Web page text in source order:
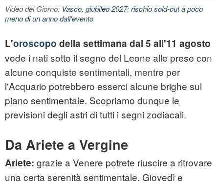
Video del Giorno: Vasco, giubileo 2027: rischio sold-out a poco
meno di un anno dall'evento
L'oroscopo della settimana dal 5 all'11 agosto
vede i nati sotto il segno del Leone alle prese con
alcune conquiste sentimentali, mentre per
l'Acquario potrebbero esserci alcune brighe sul
piano sentimentale. Scopriamo dunque le
previsioni degli astri di tutti i segni zodiacali.
Da Ariete a Vergine
Ariete: grazie a Venere potrete riuscire a ritrovare
una certa serenità sentimentale. Giovedì e